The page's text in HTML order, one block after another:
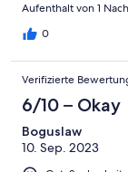
Aufenthalt von 1
0
Verifizierte
6/10 – Okay
Boguslaw
10. Sep. 2023